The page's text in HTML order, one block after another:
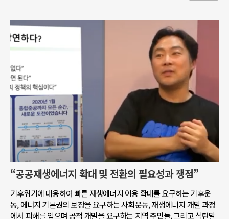
“공공재생에너지 확대 및 전환의 필요성과 쟁점”
기후위기에 대응하여 빠른 재생에너지 이용 확대를 요구하는 기후운
동, 에너지 기본권의 보장을 요구하는 사회운동, 재생에너지 개발 과정
에서 피해를 입으며 공적 개발을 요구하는 지역 주민들, 그리고 석탄발